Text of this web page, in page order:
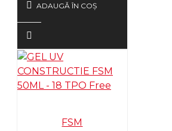
ADAUGĂ ÎN COŞ
FSM